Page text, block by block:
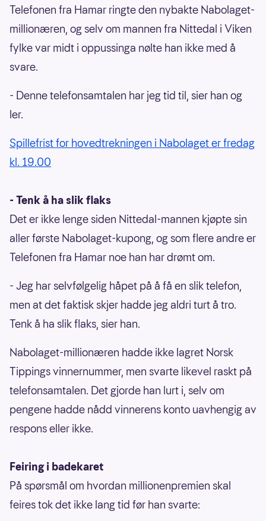
Telefonen fra Hamar ringte den nybakte Nabolaget-
millionæren, og selv om mannen fra Nittedal i Viken
fylke var midt i oppussinga nølte han ikke med å
svare.
- Denne telefonsamtalen har jeg tid til, sier han og
ler.
Spillefrist for hovedtrekningen i Nabolaget er fredag
kl. 19.00
- Tenk å ha slik flaks
Det er ikke lenge siden Nittedal-mannen kjøpte sin
aller første Nabolaget-kupong, og som flere andre er
Telefonen fra Hamar noe han har drømt om.
- Jeg har selvfølgelig håpet på å få en slik telefon,
men at det faktisk skjer hadde jeg aldri turt å tro.
Tenk å ha slik flaks, sier han.
Nabolaget-millionæren hadde ikke lagret Norsk
Tippings vinnernummer, men svarte likevel raskt på
telefonsamtalen. Det gjorde han lurt i, selv om
pengene hadde nådd vinnerens konto uavhengig av
respons eller ikke.
Feiring i badekaret
På spørsmål om hvordan millionenpremien skal
feires tok det ikke lang tid før han svarte: